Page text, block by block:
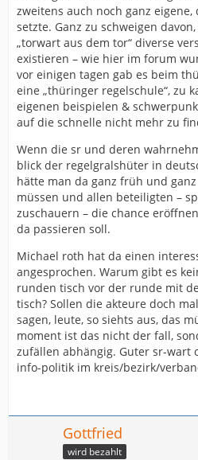
zweitens auch noch ganz
setzte. Ganz zu schweigen
„torwart aus dem tor“ diverse
existieren – wie hier im forum
vor einigen tagen gab es beim
eine „thüringer regelschule“, zu
eigenen beispielen &
auf die schnelle nicht mehr zu
Wenn die sr und deren
blick der regelgralshüter in
hätte man da ganz früh und
müssen und allen beteiligten –
zuschauern – die chance
da passieren soll.
Michael roth hat da einen
angesprochen. Warum gibt es
runden tisch vor der runde mit
tisch? Sollen die akteure doch
sagen, leute, so siehts aus, das
moment ist das nicht der fall,
zufällen abhängig. Guter sr-wart
info-politik im kreis/bezirk/
Gottfried
wird bezahlt